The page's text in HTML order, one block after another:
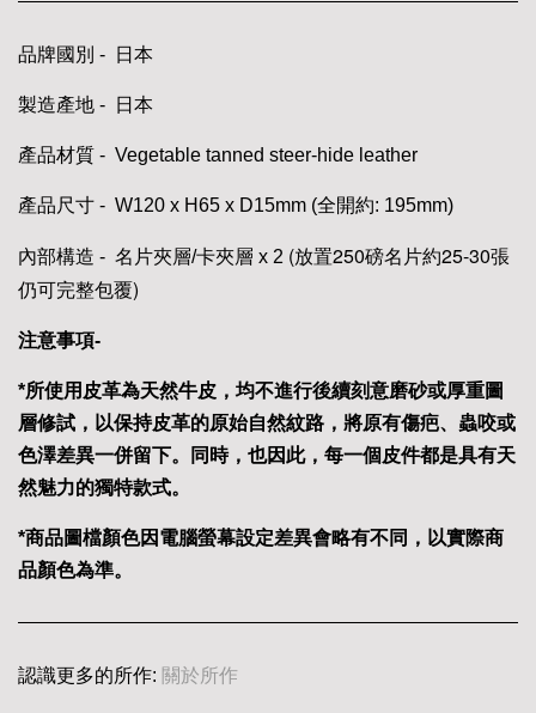
品牌國別 - 日本
製造產地 - 日本
產品材質 - Vegetable tanned steer-hide leather
產品尺寸 - W120 x H65 x D15mm (全開約: 195mm)
內部構造 - 名片夾層/卡夾層 x 2 (放置250磅名片約25-30張
仍可完整包覆)
注意事項-
*所使用皮革為天然牛皮，均不進行後續刻意磨砂或厚重圖
層修試，以保持皮革的原始自然紋路，將原有傷疤、蟲咬或
色澤差異一併留下。同時，也因此，每一個皮件都是具有天
然魅力的獨特款式。
*商品圖檔顏色因電腦螢幕設定差異會略有不同，以實際商
品顏色為準。
認識更多的所作: 關於所作